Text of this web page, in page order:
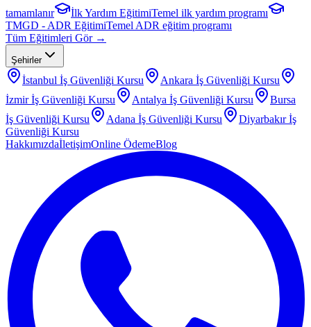
tamamlanır
İlk Yardım EğitimiTemel ilk yardım programı
TMGD - ADR EğitimiTemel ADR eğitim programı
Tüm Eğitimleri Gör →
Şehirler
İstanbul İş Güvenliği Kursu Ankara İş Güvenliği Kursu
İzmirİş Güvenliği Kursu Antalya İş Güvenliği Kursu
Bursa
İş Güvenliği Kursu
Adana İş Güvenliği Kursu Diyarbakırİş
Güvenliği Kursu
HakkımızdaİletişimOnline ÖdemeBlog